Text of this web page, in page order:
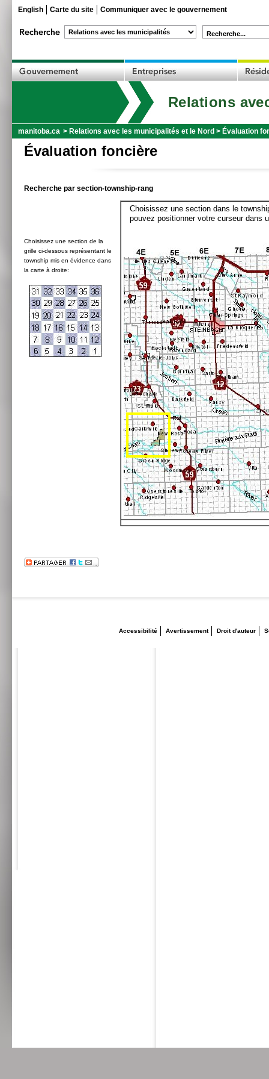
English Carte du site Communiquer avec le gouvernement
Recherche...
Relations
manitoba.ca > Relations avec les municipalités et le Nord > Évaluation
Évaluation foncière
Recherche par section-township-rang
Choisissez une section de la
grille ci-dessous représentant le
township mis en évidence dans
la carte à droite:
Choisissez une section dans le
pouvez positionner votre curseur dans
Accessibilité Avertissement Droit d'auteur